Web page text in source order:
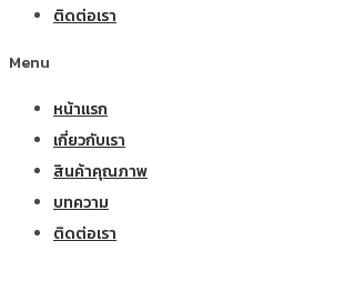
ติดต่อเรา
Menu
หน้าแรก
เกี่ยวกับเรา
สินค้าคุณภาพ
บทความ
ติดต่อเรา